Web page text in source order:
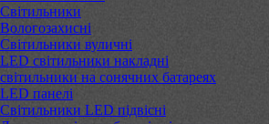
Світильники
Вологозахисні
Світильники вуличні
LED світильники накладні
світильники на сонячних батареях
LED панелі
Світильники LED підвісні